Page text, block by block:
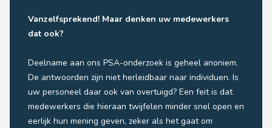
Vanzelfsprekend! Maar denken uw medewerkers
dat ook?
Deelname aan ons PSA-onderzoek is geheel anoniem.
De antwoorden zijn niet herleidbaar naar individuen. Is
uw personeel daar ook van overtuigd? Een feit is dat
medewerkers die hieraan twijfelen minder snel open en
eerlijk hun mening geven, zeker als het gaat om